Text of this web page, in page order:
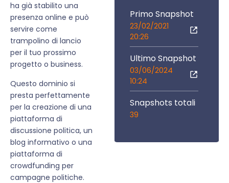
ha già stabilito una
presenza online e può
servire come
trampolino di lancio
per il tuo prossimo
progetto o business.
Questo dominio si
presta perfettamente
per la creazione di una
piattaforma di
discussione politica, un
blog informativo o una
piattaforma di
crowdfunding per
campagne politiche.
Primo Snapshot
23/02/2021
20:26
Ultimo Snapshot
03/06/2024
10:24
Snapshots totali
39